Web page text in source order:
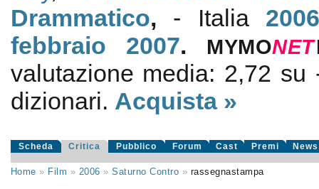
Drammatico, - Italia
febbraio 2007. MYMONET
valutazione media: 2,72 su
dizionari. Acquista »
Scheda Critica Pubblico Forum Cast Premi News
Home » Film » 2006 »Saturno Contro » rassegnastampa